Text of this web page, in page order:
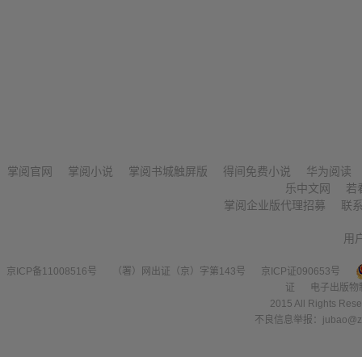
掌阅官网 掌阅小说 掌阅书城触屏版 得间免费小说
华为阅读
乐中文网
若
掌阅企业版代理招募
联
用
京ICP备11008516号 （署）网出证（京）字第143号
京ICP证090653号
证
电子出版
2015 All Rights
不良信息举报：